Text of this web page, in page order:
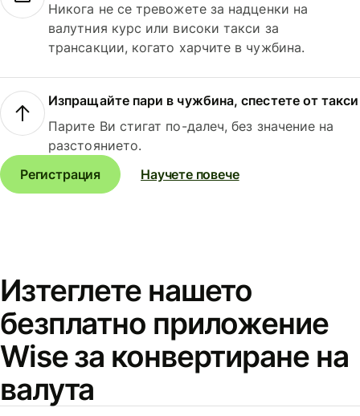
Никога не се тревожете за надценки на
валутния курс или високи такси за
трансакции, когато харчите в чужбина.
Изпращайте пари в чужбина, спестете от такси
Парите Ви стигат по-далеч, без значение на
разстоянието.
Регистрация
Научете повече
Изтеглете нашето
безплатно приложение
Wise за конвертиране на
валута